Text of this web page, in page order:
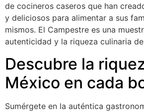
de cocineros caseros que han
y deliciosos para alimentar a sus
mismos. El Campestre es una
autenticidad y la riqueza culinaria
Descubre la
México en cada
Sumérgete en la auténtica